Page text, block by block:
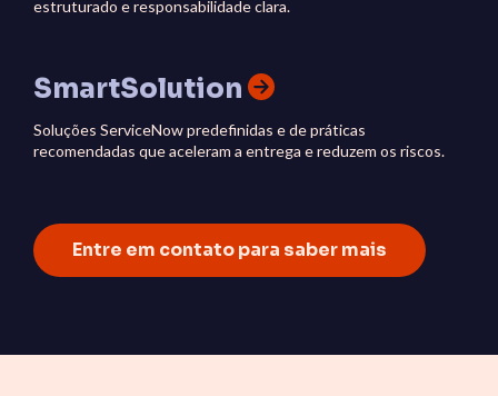
estruturado e responsabilidade clara.
SmartSolution
Soluções ServiceNow predefinidas e de práticas
recomendadas que aceleram a entrega e reduzem os riscos.
Entre em contato para saber mais